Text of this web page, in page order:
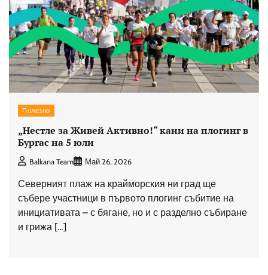
Полезно
„Нестле за Живей Активно!“ кани на плогинг в
Бургас на 5 юли
Balkana Team Май 26, 2026
Северният плаж на крайморския ни град ще
събере участници в първото плогинг събитие на
инициативата – с бягане, но и с разделно събиране
и грижа […]